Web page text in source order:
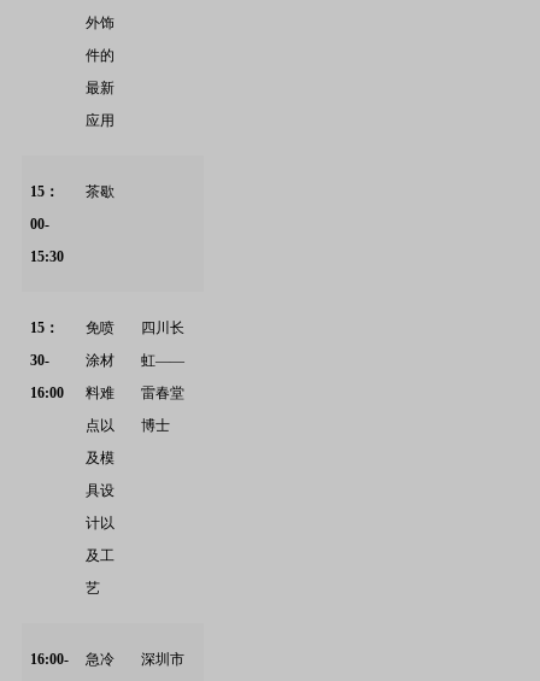
外饰
件的
最新
应用
15 ：
00-
15:30
茶歇
15 ：
30-
16:00
免喷
涂材
料难
点以
及模
具设
计以
及工
艺
四川长
虹——
雷春堂
博士
16:00-
急冷
深圳市